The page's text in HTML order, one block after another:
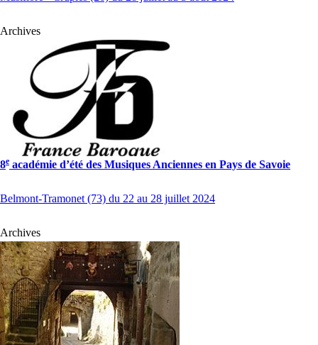
Archives
8e académie d’été des Musiques Anciennes en Pays de Savoie
Belmont-Tramonet (73) du 22 au 28 juillet 2024
Archives